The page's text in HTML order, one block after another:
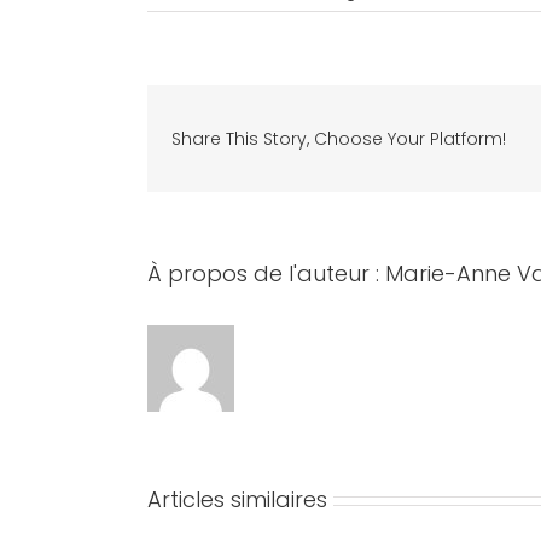
Share This Story, Choose Your Platform!
À propos de l'auteur : Marie-Anne
Articles similaires